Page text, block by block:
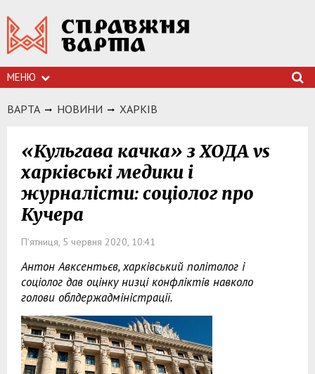
МЕНЮ
ВАРТА НОВИНИ ХАРКIВ
«Кульгава качка» з ХОДА vs
харківські медики і
журналісти: соціолог про
Кучера
П'ятниця, 5 червня 2020, 10:41
Антон Авксентьєв, харківський політолог і
соціолог дав оцінку низці конфліктів навколо
голови облдержадміністрації.